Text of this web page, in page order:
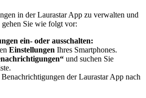
in der Laurastar App zu verwalten und
Sie wie folgt vor:
ein- oder ausschalten:
Einstellungen Ihres Smartphones.
und suchen Sie
der Laurastar App nach